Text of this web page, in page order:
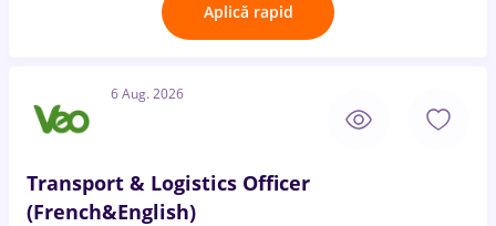
Aplică rapid
6 Aug. 2026
Transport & Logistics Officer
(French&English)